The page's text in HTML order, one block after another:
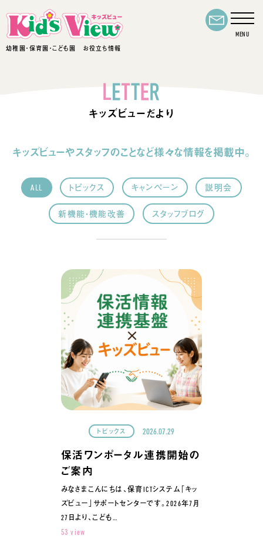
幼稚園・保育園・こども園 お役立ち情報
キッズビューだより
キッズビューやスタッフのことなど様々な情報を掲載中。
ALL トピックス キャンペーン 説明会
新機能・機能改善 スタッフブログ
トピックス 2026.07.29
保活ワンポータル連携開始の
ご案内
みなさまこんにちは、保育ICTシステム「キッ
ズビュー」サポートセンターです。2026年7月
27日より、こども…
53 view